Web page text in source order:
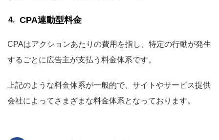
CPA連動型料金
CPAはアクションあたりの費用を指し、特定の行動が発生
するごとに広告主が支払う料金体系です。
上記のような料金体系が一般的で、サイトやサービス提供
会社によってさまざまな料金体系となっております。